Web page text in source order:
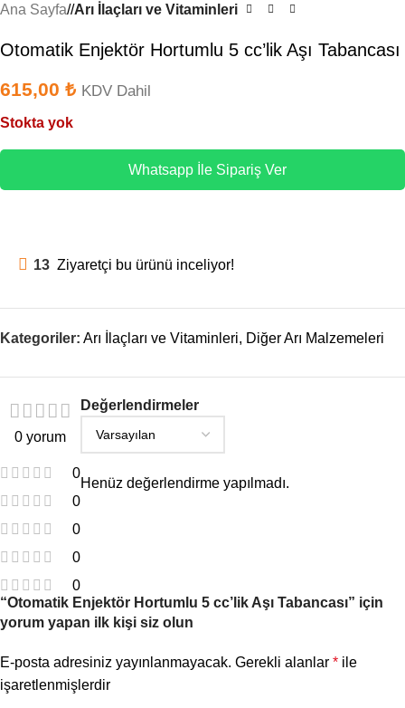
Ana Sayfa/ Arı İlaçları ve Vitaminleri
Otomatik Enjektör Hortumlu 5 cc’lik Aşı Tabancası
615,00 ₺ KDV Dahil
Stokta yok
Whatsapp İle Sipariş Ver
13 Ziyaretçi bu ürünü inceliyor!
Kategoriler: Arı İlaçları ve Vitaminleri, Diğer Arı Malzemeleri
0 yorum
0
0
0
0
0
Değerlendirmeler
Henüz değerlendirme yapılmadı.
“Otomatik Enjektör Hortumlu 5 cc’lik Aşı Tabancası” için
yorum yapan ilk kişi siz olun
E-posta adresiniz yayınlanmayacak. Gerekli alanlar * ile
işaretlenmişlerdir